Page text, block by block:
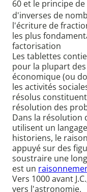
60 et le principe
d'inverses de
l'écriture de
les plus
factorisation
Les tablettes
pour la plupart
économique (ou
les activités
résolus
résolution des
Dans la résolution
utilisent un
historiens, le
appuyé sur des
soustraire une
est un
Vers 1000 avant
vers l'astronomie.